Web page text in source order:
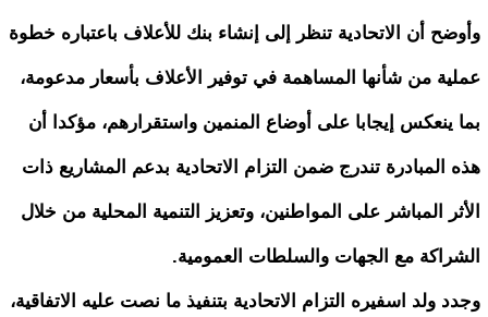
وأوضح أن الاتحادية تنظر إلى إنشاء بنك للأعلاف باعتباره خطوة
عملية من شأنها المساهمة في توفير الأعلاف بأسعار مدعومة،
بما ينعكس إيجابا على أوضاع المنمين واستقرارهم، مؤكدا أن
هذه المبادرة تندرج ضمن التزام الاتحادية بدعم المشاريع ذات
الأثر المباشر على المواطنين، وتعزيز التنمية المحلية من خلال
الشراكة مع الجهات والسلطات العمومية.
وجدد ولد اسفيره التزام الاتحادية بتنفيذ ما نصت عليه الاتفاقية،